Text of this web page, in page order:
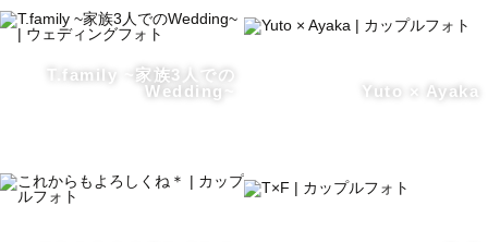
T.family ~家族3人での
Wedding~
Yuto × Ayaka